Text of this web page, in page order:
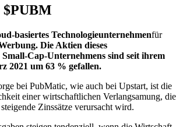
$PUBM
basiertes Technologieunternehmenfür
Die Aktien dieses
Cap-Unternehmens sind seit ihrem
2021 um 63 % gefallen.
bei PubMatic, wie auch bei Upstart, ist die
einer wirtschaftlichen Verlangsamung, die
Zinssätze verursacht wird.